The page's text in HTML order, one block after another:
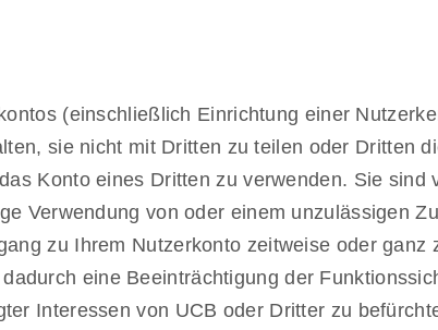
(einschließlich Einrichtung einer
sie nicht mit Dritten zu teilen oder Dritten
Konto eines Dritten zu verwenden. Sie sind
Verwendung von oder einem unzulässigen
zu Ihrem Nutzerkonto zeitweise oder
eine Beeinträchtigung der
Interessen von UCB oder Dritter zu